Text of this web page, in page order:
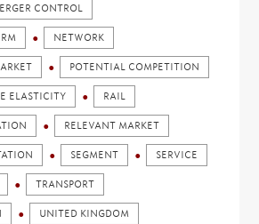
CONTROL
NETWORK
POTENTIAL COMPETITION
ELASTICITY RAIL
RELEVANT MARKET
SEGMENT SERVICE
TRANSPORT
UNITED KINGDOM